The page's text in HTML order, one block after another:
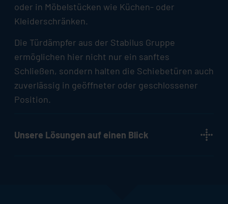
oder in Möbelstücken wie Küchen- oder
Kleiderschränken.
Die Türdämpfer aus der Stabilus Gruppe
ermöglichen hier nicht nur ein sanftes
Schließen, sondern halten die Schiebetüren auch
zuverlässig in geöffneter oder geschlossener
Position.
Unsere Lösungen auf einen Blick